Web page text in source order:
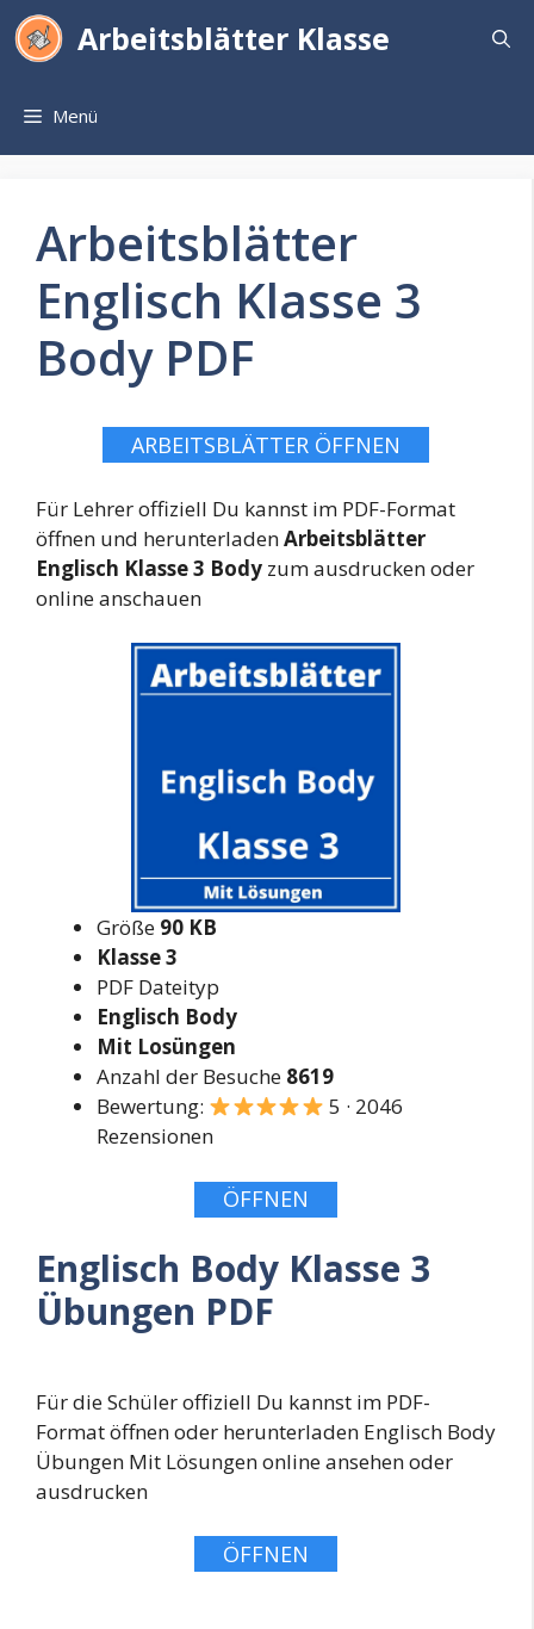
Zum
Inhalt
Arbeitsblätter Klasse
Menü
Arbeitsblätter
Englisch Klasse 3
Body PDF
ARBEITSBLÄTTER ÖFFNEN
Für Lehrer offiziell Du kannst im PDF-Format
öffnen und herunterladenArbeitsblätter
Englisch Klasse 3 Body zum ausdrucken oder
online anschauen
Größe 90 KB
Klasse 3
PDF Dateityp
Englisch Body
Mit Losüngen
Anzahl der Besuche 8619
Bewertung:
5 · 2046
Rezensionen
ÖFFNEN
Englisch Body Klasse 3
Übungen PDF
Für die Schüler offiziell Du kannst im PDF-
Format öffnen oder herunterladen Englisch Body
Übungen Mit Lösungen online ansehen oder
ausdrucken
ÖFFNEN